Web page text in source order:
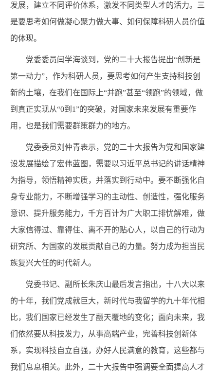
发展，建立不同评价体系，激发不同类型人才的活力。三
是要思考如何做凝心聚力做大事、如何保障科研人员价值
的体现。
党委委员闫学海谈到，党的二十大报告提出“创新是
第一动力”，作为科研人员，要思考如何产生支持科技创
新的土壤，在我们在国际上“并跑”甚至“领跑”的领域，做
到真正实现从“0到1”的突破，对国家未来发展有重要作
用，也是我们需要群策群力的地方。
党委委员刘仲青表示，党的二十大报告为党和国家建
设发展描绘了宏伟蓝图，需要以习近平总书记的讲话精神
为指导，领悟精神实质，并落实到行动中。要不断强化自
身专业能力，不断增强学习的主动性、创造性，强化服务
意识、提升服务能力，千方百计为广大职工排忧解难，做
大家信得过、靠得住、离不开的贴心人 ，以自己的行动为
研究所、为国家的发展贡献自己的力量。 努力成为担当民
族复兴大任的时代新人。
党委书记、副所长朱庆山最后发言指出，十八大以来
的十年，我们党成就巨大，新时代与我留学的九十年代相
比，我们国家已经发生了翻天覆地的变化；面向未来，我
们依然要从科技发力，从事高端产业，完善科技创新体
系，实现科技自立自强，办好人民满意的教育，这些都与
我们息息相关。此外，二十大报告中强调要全面提高人才